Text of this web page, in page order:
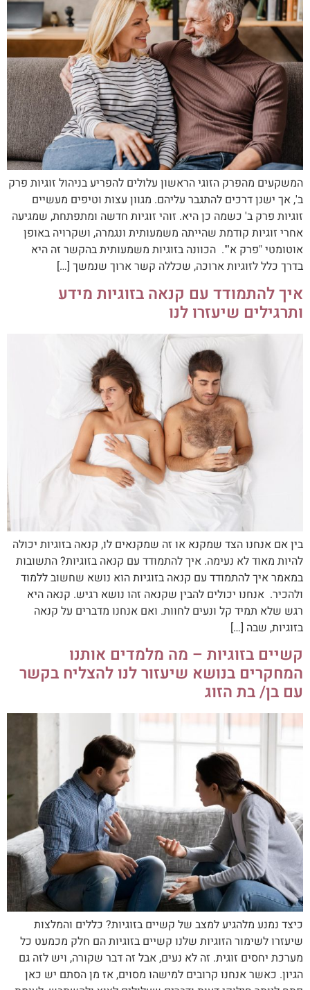
המשקעים מהפרק הזוגי הראשון עלולים להפריע בניהול זוגיות פרק
ב', אך ישנן דרכים להתגבר עליהם. מגוון עצות וטיפים מעשיים
זוגיות פרק ב' כשמה כן היא. זוהי זוגיות חדשה ומתפתחת, שמגיעה
אחרי זוגיות קודמת שהייתה משמעותית ונגמרה, ושקרויה באופן
אוטומטי "פרק א'". הכוונה בזוגיות משמעותית בהקשר זה היא
בדרך כלל לזוגיות ארוכה, שכללה קשר ארוך שנמשך […]
איך להתמודד עם קנאה בזוגיות מידע
ותרגילים שיעזרו לנו
בין אם אנחנו הצד שמקנא או זה שמקנאים לו, קנאה בזוגיות יכולה
להיות מאוד לא נעימה. איך להתמודד עם קנאה בזוגיות? התשובות
במאמר איך להתמודד עם קנאה בזוגיות הוא נושא שחשוב ללמוד
ולהכיר. אנחנו יכולים להבין שקנאה זהו נושא רגיש. קנאה היא
רגש שלא תמיד קל ונעים לחוות. ואם אנחנו מדברים על קנאה
בזוגיות, שבה […]
קשיים בזוגיות – מה מלמדים אותנו
המחקרים בנושא שיעזור לנו להצליח בקשר
עם בן/ בת הזוג
כיצד נמנע מלהגיע למצב של קשיים בזוגיות? כללים והמלצות
שיעזרו לשימור הזוגיות שלנו קשיים בזוגיות הם חלק מכמעט כל
מערכת יחסים זוגית. זה לא נעים, אבל זה דבר שקורה, ויש לזה גם
הגיון. כאשר אנחנו קרובים למישהו מסוים, אז מן הסתם יש כאן